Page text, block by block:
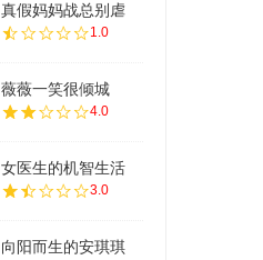
真假妈妈战总别虐
1.0
薇薇一笑很倾城
4.0
女医生的机智生活
3.0
向阳而生的安琪琪